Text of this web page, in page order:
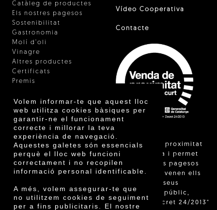
Volem informar-te que aquest lloc
web utilitza cookies bàsiques per
garantir-ne el funcionament
correcte i millorar la teva
experiència de navegació.
Aquestes galetes són essencials
perquè el lloc web funcioni
correctament i no recopilen
informació personal identificable.
A més, volem assegurar-te que
no utilitzem cookies de seguiment
per a fins publicitaris. El nostre
Catàleg de productes
Els nostres pagesos
Sostenibilitat
Gastronomia
Molí d'oli
Vinagre
Altres productes
Certificats
Premis
Vídeo Cooperativa
Contacte
"La venda de proximitat
està regulada i permet
identificar els pagesos
catalans que venen ells
mateixos els seus
productes al públic,
segons el Decret 24/2013"